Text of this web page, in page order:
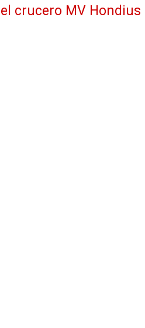
crucero MV Hondius